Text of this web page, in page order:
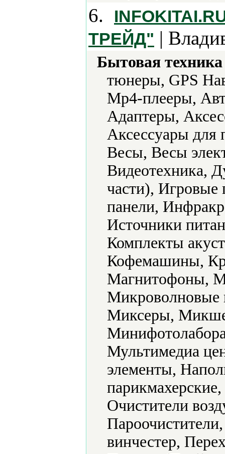
6.
ТРЕЙД" |
Бытовая
тюнеры, GPS
Mp4-плееры,
Адаптеры,
Аксессуары для
Весы, Весы
Видеотехника,
части), Игровые
панели,
Источники
Комплекты
Кофемашины,
Магнитофоны,
Миксеры,
Мультимедиа
элементы,
Очистители
винчестер,